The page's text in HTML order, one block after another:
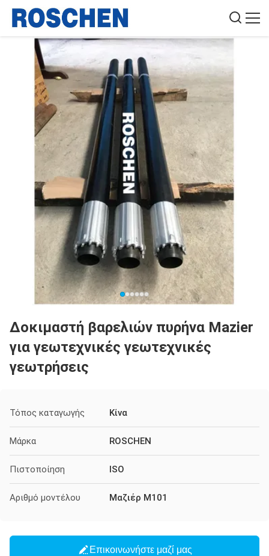
Δοκιμαστή βαρελιών πυρήνα Mazier
για γεωτεχνικές γεωτεχνικές
γεωτρήσεις
Τόπος καταγωγής Κίνα
Μάρκα ROSCHEN
Πιστοποίηση ISO
Αριθμό μοντέλου Μαζιέρ M101
Επικοινωνήστε μαζί μας